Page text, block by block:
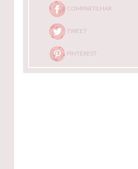
COMPARTILHAR
TWEET
PINTEREST